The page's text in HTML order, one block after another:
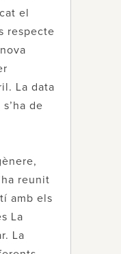
el
respecte
La data
de
reunit
amb els
La
La